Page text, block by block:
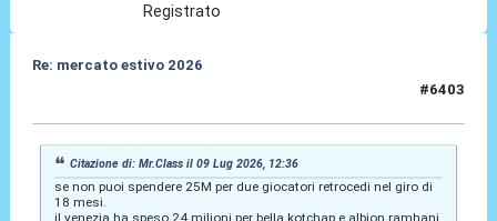
Registrato
Re: mercato estivo 2026
#6403
Citazione di: Mr.Class il 09 Lug 2026, 12:36
se non puoi spendere 25M per due giocatori retrocedi nel giro di
18 mesi.
il venezia ha speso 24 milioni per bella kotchap e albion ramhani.